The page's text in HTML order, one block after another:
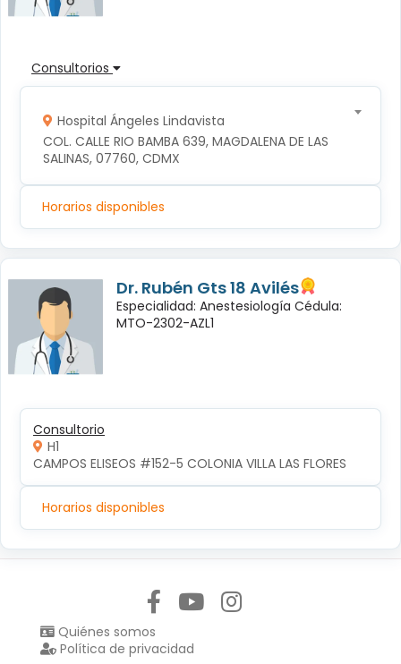
Consultorios
Hospital Ángeles Lindavista
COL. CALLE RIO BAMBA 639, MAGDALENA DE LAS
SALINAS, 07760, CDMX
Horarios disponibles
Dr. Rubén Gts 18 Avilés
Especialidad: Anestesiología Cédula:
MTO-2302-AZL1
Consultorio
H1
CAMPOS ELISEOS #152-5 COLONIA VILLA LAS FLORES
Horarios disponibles
Quiénes somos
Política de privacidad